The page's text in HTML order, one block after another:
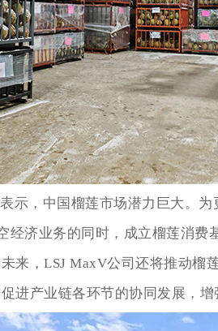
示，中国榴莲市场潜力巨大。
经济业务的同时，成立榴莲消费
来，LSJ MaxV公司还将推动榴
进产业链各环节的协同发展，增